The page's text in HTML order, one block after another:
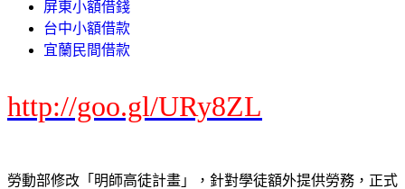
屏東小額借錢
台中小額借款
宜蘭民間借款
http://goo.gl/URy8ZL
勞動部修改「明師高徒計畫」，針對學徒額外提供勞務，正式